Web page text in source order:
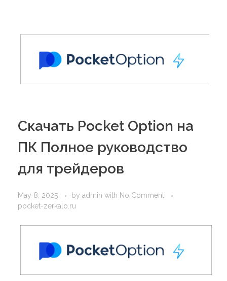
CONTACT US
Скачать Pocket Option на
ПК Полное руководство
для трейдеров
May 8, 2025 by admin with No Comment
pocket-zerkalo.ru